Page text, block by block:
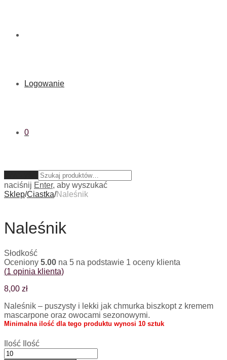
Logowanie
0
naciśnij Enter, aby wyszukać
Sklep/Ciastka/Naleśnik
Naleśnik
Słodkość
Oceniony 5.00 na 5 na podstawie 1 oceny klienta
(1 opinia klienta)
8,00 zł
Naleśnik – puszysty i lekki jak chmurka biszkopt z kremem
mascarpone oraz owocami sezonowymi.
Minimalna ilość dla tego produktu wynosi 10 sztuk
Ilość Ilość